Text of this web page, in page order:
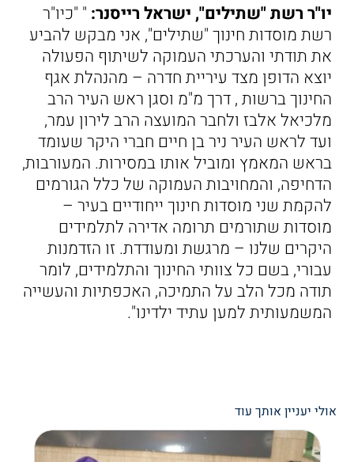
יו"ר רשת "שתילים", ישראל רייסנר: " "כיו"ר
רשת מוסדות חינוך "שתילים", אני מבקש להביע
את תודתי והערכתי העמוקה לשיתוף הפעולה
יוצא הדופן מצד עיריית חדרה – מהנהלת אגף
החינוך ברשות , דרך מ"מ וסגן ראש העיר הרב
מלכיאל אלבז ולחבר המועצה הרב לירון עמר,
ועד לראש העיר ניר בן חיים חברי היקר שעומד
בראש המאמץ ומוביל אותו במסירות. המעורבות,
הדחיפה, והמחויבות העמוקה של כלל הגורמים
להקמת שני מוסדות חינוך ייחודיים בעיר –
מוסדות שתורמים תרומה אדירה לתלמידים
היקרים שלנו – מרגשת ומעודדת. זו הזדמנות
עבורי, בשם כל צוותי החינוך והתלמידים, לומר
תודה מכל הלב על התמיכה, האכפתיות והעשייה
המשמעותית למען עתיד ילדינו".
אולי יעניין אותך עוד